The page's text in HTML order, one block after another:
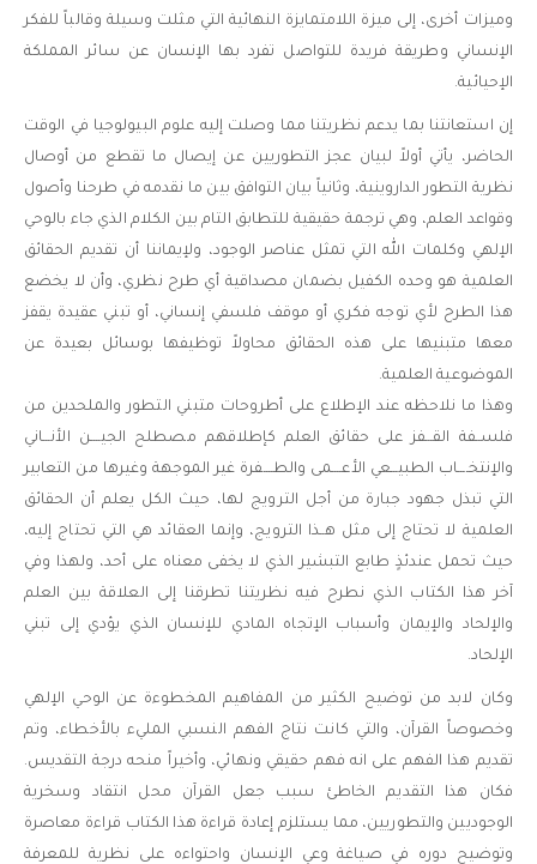
وميزات أخرى، إلى ميزة اللامتمايزة النهائية التي مثلت وسيلة وقالباً للفكر
الإنساني وطريقة فريدة للتواصل تفرد بها الإنسان عن سائر المملكة
الإحيائية.
إن استعانتنا بما يدعم نظريتنا مما وصلت إليه علوم البيولوجيا في الوقت
الحاضر، يأتي أولاً لبيان عجز التطوريين عن إيصال ما تقطع من أوصال
نظرية التطور الداروينية، وثانياً بيان التوافق بين ما نقدمه في طرحنا وأصول
وقواعد العلم، وهي ترجمة حقيقية للتطابق التام بين الكلام الذي جاء بالوحي
الإلهي وكلمات الله التي تمثل عناصر الوجود، ولإيماننا أن تقديم الحقائق
العلمية هو وحده الكفيل بضمان مصداقية أي طرح نظري، وأن لا يخضع
هذا الطرح لأي توجه فكري أو موقف فلسفي إنساني، أو تبني عقيدة يقفز
معها متبنيها على هذه الحقائق محاولاً توظيفها بوسائل بعيدة عن
الموضوعية العلمية.
وهذا ما نلاحظه عند الإطلاع على أطروحات متبني التطور والملحدين من
فلســفة القـــفز على حقائق العلم كإطلاقهم مصطلح الجيــــن الأنـــاني
والإنتخــــاب الطبيـــعي الأعــــمى والطــــفرة غير الموجهة وغيرها من التعابير
التي تبذل جهود جبارة من أجل الترويج لها، حيث الكل يعلم أن الحقائق
العلمية لا تحتاج إلى مثل هــذا الترويج، وإنما العقائد هي التي تحتاج إليه،
حيث تحمل عندئذٍ طابع التبشير الذي لا يخفى معناه على أحد، ولهذا وفي
آخر هذا الكتاب الذي نطرح فيه نظريتنا تطرقنا إلى العلاقة بين العلم
والإلحاد والإيمان وأسباب الإتجاه المادي للإنسان الذي يؤدي إلى تبني
الإلحاد.
وكان لابد من توضيح الكثير من المفاهيم المخطوءة عن الوحي الإلهي
وخصوصاً القرآن، والتي كانت نتاج الفهم النسبي المليء بالأخطاء، وتم
تقديم هذا الفهم على انه فهم حقيقي ونهائي، وأخيراً منحه درجة التقديس.
فكان هذا التقديم الخاطئ سبب جعل القرآن محل انتقاد وسخرية
الوجوديين والتطوريين، مما يستلزم إعادة قراءة هذا الكتاب قراءة معاصرة
وتوضيح دوره في صياغة وعي الإنسان واحتواءه على نظرية للمعرفة